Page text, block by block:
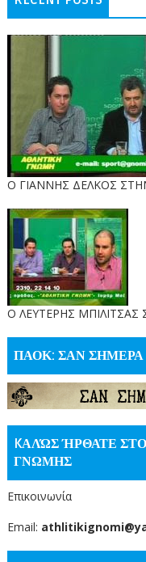
Ο ΓΙΑΝΝΗΣ ΔΕΛΚΟΣ
O ΛΕΥΤΕΡΗΣ
ΠΑΟΚ: ΣΑΝ ΣΗΜΕΡΑ
KΑΛΏΣ ΉΡΘΑΤΕ
ΓΝΩΜΗΣ
Επικοινωνία
Email: